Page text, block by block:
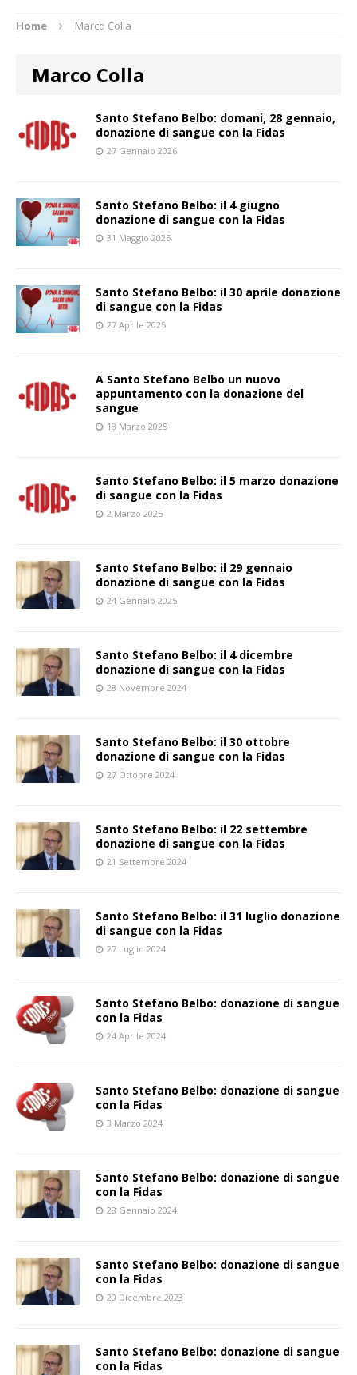
Home Marco Colla
Marco Colla
Santo Stefano Belbo: domani, 28 gennaio,
donazione di sangue con la Fidas
27 Gennaio 2026
Santo Stefano Belbo: il 4 giugno
donazione di sangue con la Fidas
31 Maggio 2025
Santo Stefano Belbo: il 30 aprile donazione
di sangue con la Fidas
27 Aprile 2025
A Santo Stefano Belbo un nuovo
appuntamento con la donazione del
sangue
18 Marzo 2025
Santo Stefano Belbo: il 5 marzo donazione
di sangue con la Fidas
2 Marzo 2025
Santo Stefano Belbo: il 29 gennaio
donazione di sangue con la Fidas
24 Gennaio 2025
Santo Stefano Belbo: il 4 dicembre
donazione di sangue con la Fidas
28 Novembre 2024
Santo Stefano Belbo: il 30 ottobre
donazione di sangue con la Fidas
27 Ottobre 2024
Santo Stefano Belbo: il 22 settembre
donazione di sangue con la Fidas
21 Settembre 2024
Santo Stefano Belbo: il 31 luglio donazione
di sangue con la Fidas
27 Luglio 2024
Santo Stefano Belbo: donazione di sangue
con la Fidas
24 Aprile 2024
Santo Stefano Belbo: donazione di sangue
con la Fidas
3 Marzo 2024
Santo Stefano Belbo: donazione di sangue
con la Fidas
28 Gennaio 2024
Santo Stefano Belbo: donazione di sangue
con la Fidas
20 Dicembre 2023
Santo Stefano Belbo: donazione di sangue
con la Fidas